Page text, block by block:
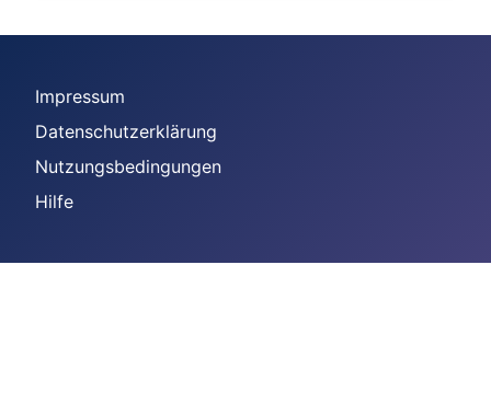
Impressum
Datenschutzerklärung
Nutzungsbedingungen
Hilfe